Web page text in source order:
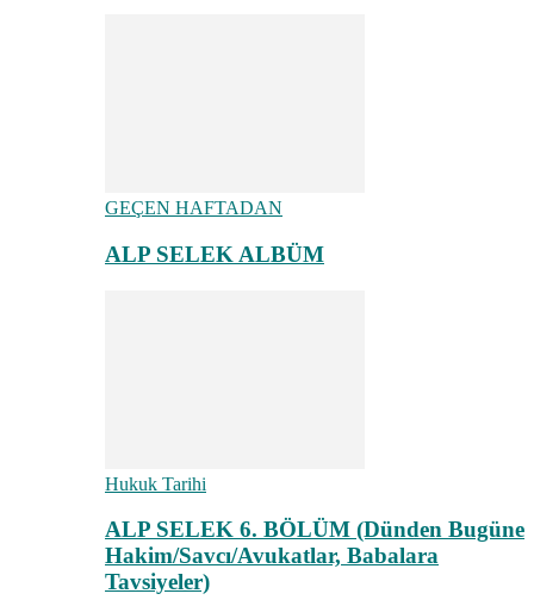
GEÇEN HAFTADAN
ALP SELEK ALBÜM
Hukuk Tarihi
ALP SELEK 6. BÖLÜM (Dünden Bugüne
Hakim/Savcı/Avukatlar, Babalara
Tavsiyeler)